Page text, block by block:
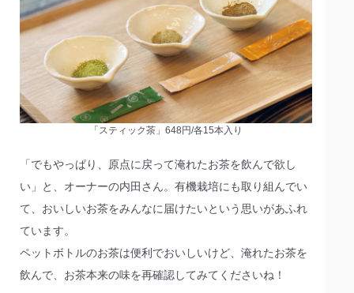
「スティック茶」648円/各15本入り
「でもやっぱり、原点に戻って淹れたお茶を飲んで欲し
い」と、オーナーの内田さん。有機栽培にも取り組んでい
て、おいしいお茶をみんなに届けたいという思いがあふれ
ています。
ペットボトルのお茶は便利でおいしいけど、淹れたお茶を
飲んで、お茶本来の味を再確認してみてくださいね！